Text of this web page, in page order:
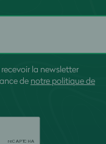
la newsletter
de notre politique de